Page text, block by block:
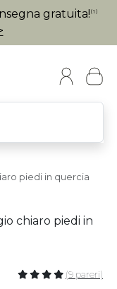
gratuita! (1)
piedi in quercia
chiaro piedi in
(9 pareri)